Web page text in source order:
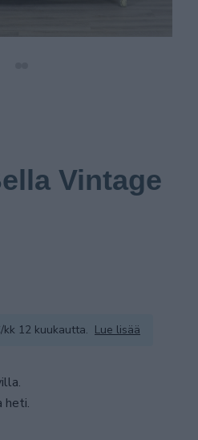
Vintage
kk 12 kuukautta. Lue lisää
.
heti.